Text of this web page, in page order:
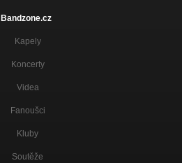
Bandzone.cz
Kapely
Koncerty
Videa
Fanoušci
Kluby
Soutěže